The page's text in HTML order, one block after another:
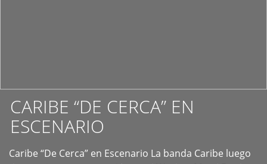
CARIBE “DE CERCA” EN
ESCENARIO
Caribe “De Cerca” en Escenario La banda Caribe luego